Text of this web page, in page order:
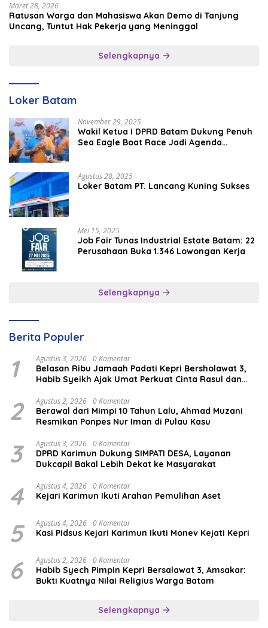
Maret 28, 2026
Ratusan Warga dan Mahasiswa Akan Demo di Tanjung
Uncang, Tuntut Hak Pekerja yang Meninggal
Selengkapnya
Loker Batam
November 29, 2025
Wakil Ketua I DPRD Batam Dukung Penuh
Sea Eagle Boat Race Jadi Agenda
Agustus 28, 2025
Loker Batam PT. Lancang Kuning Sukses
Mei 15, 2025
Job Fair Tunas Industrial Estate Batam: 22
Perusahaan Buka 1.346 Lowongan Kerja
Selengkapnya
Berita Populer
1 Agustus 3, 2026 0 Komentar
Belasan Ribu Jamaah Padati Kepri Bersholawat 3,
Habib Syeikh Ajak Umat Perkuat Cinta Rasul dan
2 Agustus 2, 2026 0 Komentar
Berawal dari Mimpi 10 Tahun Lalu, Ahmad Muzani
Resmikan Ponpes Nur Iman di Pulau Kasu
3 Agustus 3, 2026 0 Komentar
DPRD Karimun Dukung SIMPATI DESA, Layanan
Dukcapil Bakal Lebih Dekat ke Masyarakat
4 Agustus 4, 2026 0 Komentar
Kejari Karimun Ikuti Arahan Pemulihan Aset
5 Agustus 4, 2026 0 Komentar
Kasi Pidsus Kejari Karimun Ikuti Monev Kejati Kepri
6 Agustus 2, 2026 0 Komentar
Habib Syech Pimpin Kepri Bersalawat 3, Amsakar:
Bukti Kuatnya Nilai Religius Warga Batam
Selengkapnya